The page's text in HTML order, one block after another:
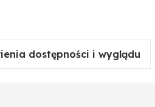
napięcia i ostatecznie
Do wyrównania
podkładek tekturowych.
i nakrętek za pomocą
dostępności i wyglądu